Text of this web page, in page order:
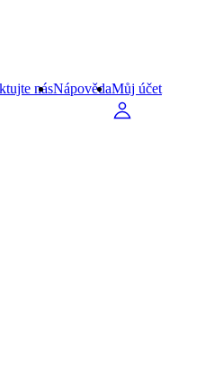
násNápovědaMůj účet